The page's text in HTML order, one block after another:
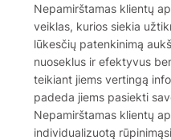
Nepamirštamas klientų
veiklas, kurios siekia
lūkesčių patenkinimą
nuoseklus ir efektyvus
teikiant jiems vertingą
padeda jiems pasiekti
Nepamirštamas klientų
individualizuotą